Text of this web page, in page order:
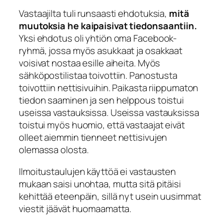
Vastaajilta tuli runsaasti ehdotuksia, mitä
muutoksia he kaipaisivat tiedonsaantiin.
Yksi ehdotus oli yhtiön oma Facebook-
ryhmä, jossa myös asukkaat ja osakkaat
voisivat nostaa esille aiheita. Myös
sähköpostilistaa toivottiin. Panostusta
toivottiin nettisivuihin. Paikasta riippumaton
tiedon saaminen ja sen helppous toistui
useissa vastauksissa. Useissa vastauksissa
toistui myös huomio, että vastaajat eivät
olleet aiemmin tienneet nettisivujen
olemassa olosta.
Ilmoitustaulujen käyttöä ei vastausten
mukaan saisi unohtaa, mutta sitä pitäisi
kehittää eteenpäin, sillä nyt usein uusimmat
viestit jäävät huomaamatta.